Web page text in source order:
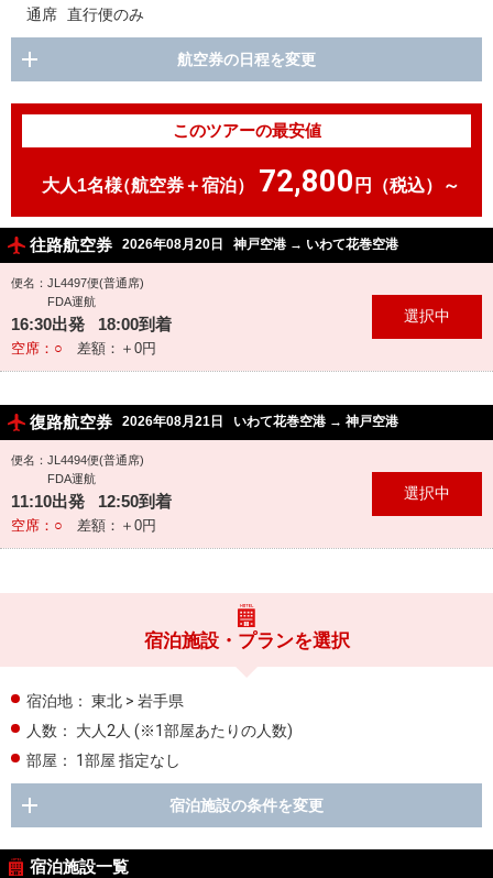
通席 直行便のみ
航空券の日程を変更
このツアーの最安値
大人1名様（航空券＋宿泊） 72,800 円（税込）～
往路航空券 2026年08月20日 神戸空港 → いわて花巻空港
便名：JL4497便(普通席)
FDA運航
16:30出発 18:00到着
空席：○ 差額：＋0円
復路航空券 2026年08月21日 いわて花巻空港 → 神戸空港
便名：JL4494便(普通席)
FDA運航
11:10出発 12:50到着
空席：○ 差額：＋0円
宿泊施設・プランを選択
宿泊地： 東北 > 岩手県
人数：
大人2人 (※1部屋あたりの人数)
部屋：
1部屋 指定なし
宿泊施設の条件を変更
宿泊施設一覧